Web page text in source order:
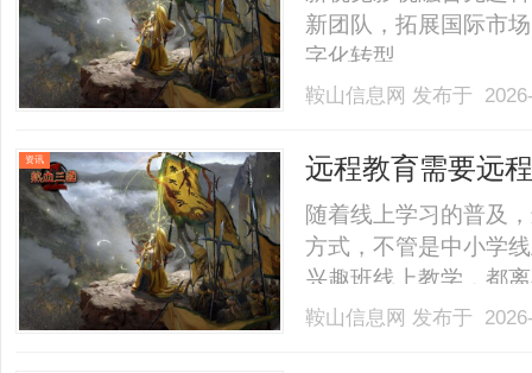
新团队，拓展国际市
字化转型。......
鞍山信息网 发布于
资讯 远程教育需要远
随着线上学习的普及
方式，不管是中小学
兴趣班线上教学，都
鞍山信息网 发布于